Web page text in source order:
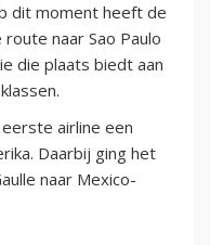
dit moment heeft de
naar Sao Paulo
die plaats biedt aan
airline een
Daarbij ging het
naar Mexico-